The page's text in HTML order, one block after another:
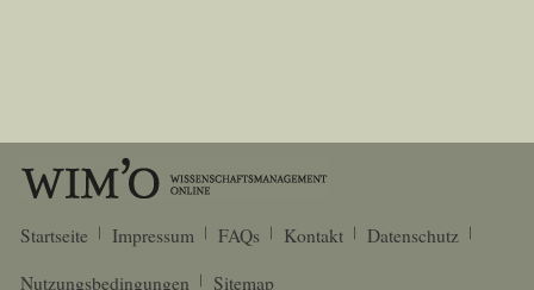
Startseite Impressum FAQs Kontakt
Datenschutz
Nutzungsbedingungen
Sitemap